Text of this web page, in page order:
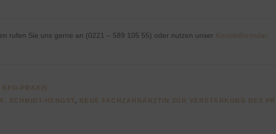
rufen Sie uns gerne an (0221 – 589 105 55) oder nutzen unser Kontaktformular
KFO-PRAXIS
SCHMIDT-HENGST, NEUE FACHZAHNÄRZTIN ZUR VERSTÄRKUNG DES